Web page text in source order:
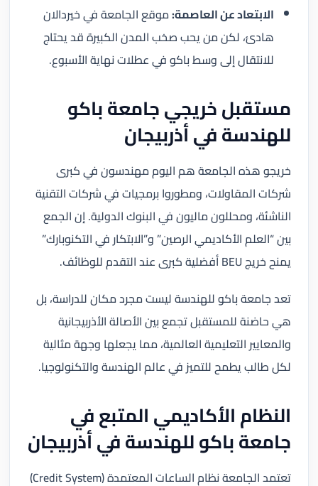
الابتعاد عن العاصمة:موقع الجامعة في خيردالان
هادئ، لكن من يحب صخب المدن الكبيرة قد يحتاج
للانتقال إلى وسط باكو في عطلات نهاية الأسبوع.
مستقبل خريجي جامعة باكو
للهندسة في أذربيجان
خريجو هذه الجامعة هم اليوم مهندسون في كبرى
شركات المقاولات، ومطوروا برمجيات في شركات التقنية
الناشئة، ومحللون ماليون في البنوك الدولية. إن الجمع
بين “العلم الأكاديمي الرصين” و”الابتكار في التكنوبارك”
يمنح خريج BEU أفضلية كبرى عند التقدم للوظائف.
تعد جامعة باكو للهندسة ليست مجرد مكان للدراسة، بل
هي حاضنة للمستقبل تجمع بين الأصالة الأذربيجانية
والمعايير التعليمية العالمية، مما يجعلها وجهة مثالية
لكل طالب يطمح للتميز في عالم الهندسة والتكنولوجيا.
النظام الأكاديمي المتبع في
جامعة باكو للهندسة في أذربيجان
تعتمد الجامعة نظام الساعات المعتمدة (Credit System)